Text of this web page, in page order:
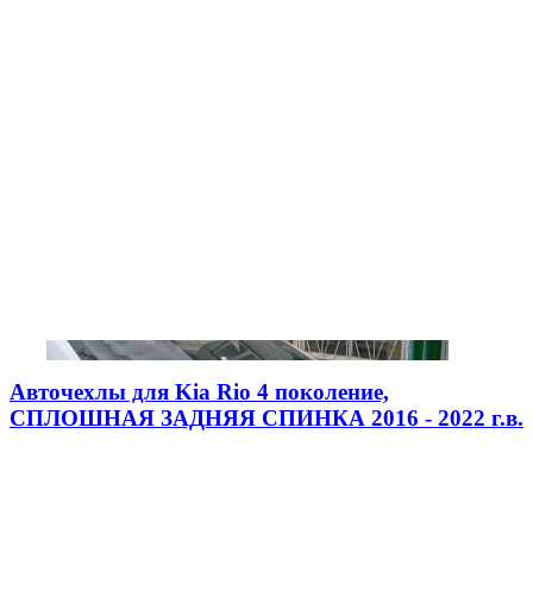
Авточехлы для Kia Rio 4 поколение,
СПЛОШНАЯ ЗАДНЯЯ СПИНКА 2016 - 2022 г.в.